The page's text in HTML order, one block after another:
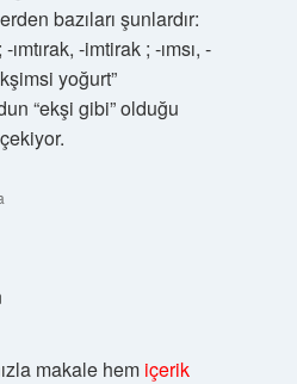
bazıları şunlardır:
-imtirak ; -ımsı, -
yoğurt”
“ekşi gibi” olduğu
makale hem içerik